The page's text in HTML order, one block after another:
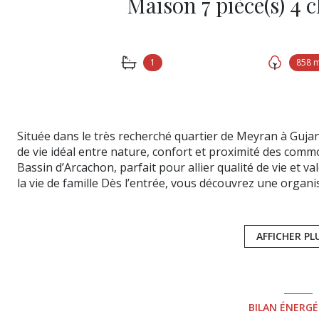
1 858
Située dans le très recherché quartier de Meyran à
de vie idéal entre nature, confort et proximité des
Bassin d’Arcachon, parfait pour allier qualité de vie et
la vie de famille Dès l’entrée, vous découvrez une
avec une climatisation réversible gaignable. Un salon
aménagée en salle de sport, offre un véritable espace
et invités en toute sérénité. Extérieurs : un cadre de
jours À l’avant : parfaite pour les moments de détente À
AFFICHER
BILAN